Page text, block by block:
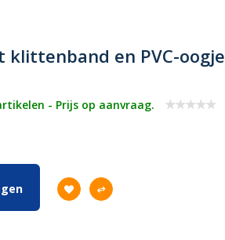
klittenband en PVC-
- Prijs op aanvraag.